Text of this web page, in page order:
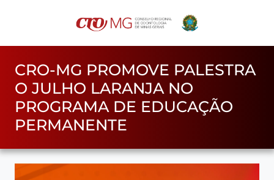
CRO-MG PROMOVE PALESTRA
O JULHO LARANJA NO
PROGRAMA DE EDUCAÇÃO
PERMANENTE